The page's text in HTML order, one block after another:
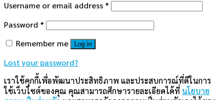
ตั้งค่า ยอมรับ
Privacy Preferences